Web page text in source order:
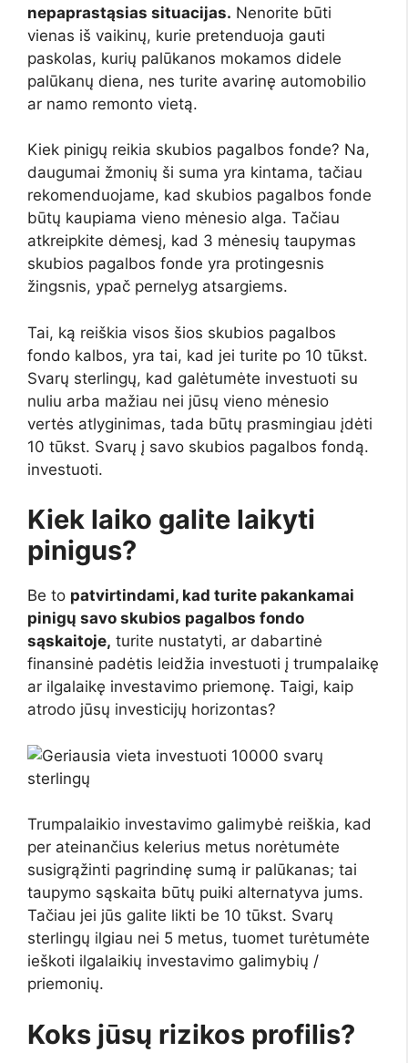
nepaprastąsias situacijas. Nenorite būti
vienas iš vaikinų, kurie pretenduoja gauti
paskolas, kurių palūkanos mokamos didele
palūkanų diena, nes turite avarinę automobilio
ar namo remonto vietą.
Kiek pinigų reikia skubios pagalbos fonde? Na,
daugumai žmonių ši suma yra kintama, tačiau
rekomenduojame, kad skubios pagalbos fonde
būtų kaupiama vieno mėnesio alga. Tačiau
atkreipkite dėmesį, kad 3 mėnesių taupymas
skubios pagalbos fonde yra protingesnis
žingsnis, ypač pernelyg atsargiems.
Tai, ką reiškia visos šios skubios pagalbos
fondo kalbos, yra tai, kad jei turite po 10 tūkst.
Svarų sterlingų, kad galėtumėte investuoti su
nuliu arba mažiau nei jūsų vieno mėnesio
vertės atlyginimas, tada būtų prasmingiau įdėti
10 tūkst. Svarų į savo skubios pagalbos fondą.
investuoti.
Kiek laiko galite laikyti
pinigus?
Be to patvirtindami, kad turite pakankamai
pinigų savo skubios pagalbos fondo
sąskaitoje, turite nustatyti, ar dabartinė
finansinė padėtis leidžia investuoti į trumpalaikę
ar ilgalaikę investavimo priemonę. Taigi, kaip
atrodo jūsų investicijų horizontas?
Trumpalaikio investavimo galimybė reiškia, kad
per ateinančius kelerius metus norėtumėte
susigrąžinti pagrindinę sumą ir palūkanas; tai
taupymo sąskaita būtų puiki alternatyva jums.
Tačiau jei jūs galite likti be 10 tūkst. Svarų
sterlingų ilgiau nei 5 metus, tuomet turėtumėte
ieškoti ilgalaikių investavimo galimybių /
priemonių.
Koks jūsų rizikos profilis?